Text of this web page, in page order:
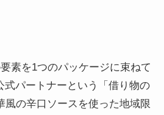
素を1つのパッケージに束ねて
式パートナーという「借り物の
風の辛口ソースを使った地域限